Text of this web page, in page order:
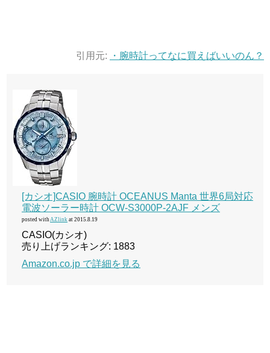
引用元: ・腕時計ってなに買えばいいのん？
[カシオ]CASIO 腕時計 OCEANUS Manta 世界6局対応
電波ソーラー時計 OCW-S3000P-2AJF メンズ
posted with AZlink at 2015.8.19
CASIO(カシオ)
売り上げランキング: 1883
Amazon.co.jp で詳細を見る